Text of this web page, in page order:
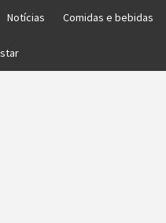
Notícias Comidas e bebidas